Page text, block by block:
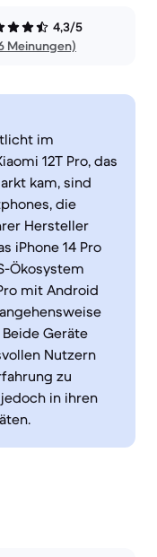
4,3/5
Meinungen)
im
12T Pro, das
kam, sind
die
Hersteller
iPhone 14 Pro
Ökosystem
mit Android
Geräte
Nutzern
zu
in ihren